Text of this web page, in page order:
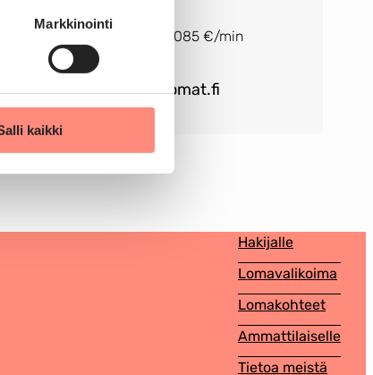
Markkinointi
kaikki
Arkisin klo 9-12
Puhelun hinta on 0,085 €/min
solaris@solaris-lomat.fi
Hakijalle
Lomavalikoima
Lomakohteet
Ammattilaiselle
Tietoa meistä